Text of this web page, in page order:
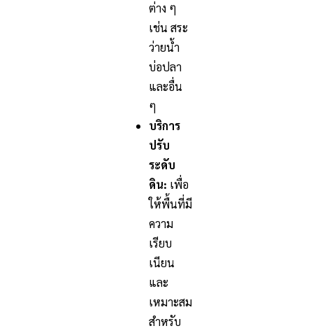
ต่าง ๆ
เช่น สระ
ว่ายน้ำ
บ่อปลา
และอื่น
ๆ
บริการ
ปรับ
ระดับ
ดิน: เพื่อ
ให้พื้นที่มี
ความ
เรียบ
เนียน
และ
เหมาะสม
สำหรับ